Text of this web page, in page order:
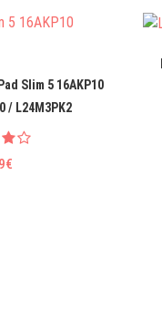
Slim 5 16AKP10
/ L24M3PK2